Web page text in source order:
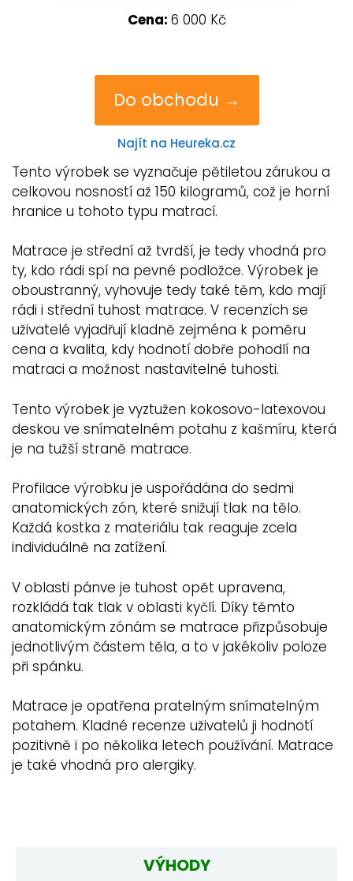
Cena: 6 000 Kč
Do obchodu →
Najít na Heureka.cz
Tento výrobek se vyznačuje pětiletou zárukou a
celkovou nosností až 150 kilogramů, což je horní
hranice u tohoto typu matrací.
Matrace je střední až tvrdší, je tedy vhodná pro
ty, kdo rádi spí na pevné podložce. Výrobek je
oboustranný, vyhovuje tedy také těm, kdo mají
rádi i střední tuhost matrace. V recenzích se
uživatelé vyjadřují kladně zejména k poměru
cena a kvalita, kdy hodnotí dobře pohodlí na
matraci a možnost nastavitelné tuhosti.
Tento výrobek je vyztužen kokosovo-latexovou
deskou ve snímatelném potahu z kašmíru, která
je na tužší straně matrace.
Profilace výrobku je uspořádána do sedmi
anatomických zón, které snižují tlak na tělo.
Každá kostka z materiálu tak reaguje zcela
individuálně na zatížení.
V oblasti pánve je tuhost opět upravena,
rozkládá tak tlak v oblasti kyčlí. Díky těmto
anatomickým zónám se matrace přizpůsobuje
jednotlivým částem těla, a to v jakékoliv poloze
při spánku.
Matrace je opatřena pratelným snímatelným
potahem. Kladné recenze uživatelů ji hodnotí
pozitivně i po několika letech používání. Matrace
je také vhodná pro alergiky.
VÝHODY